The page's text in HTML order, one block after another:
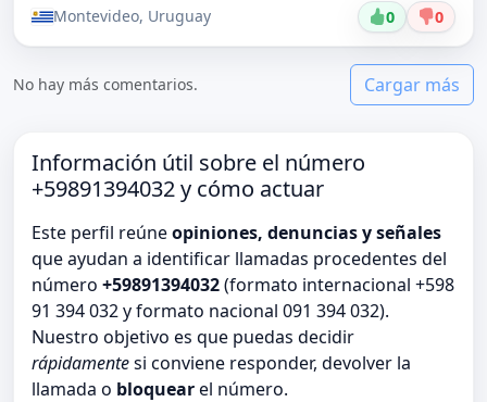
Montevideo, Uruguay 0 0
No hay más comentarios. Cargar más
Información útil sobre el número
+59891394032 y cómo actuar
Este perfil reúneopiniones, denuncias y señales
que ayudan a identificar llamadas procedentes del
número +59891394032(formato internacional +598
91 394 032 y formato nacional 091 394 032).
Nuestro objetivo es que puedas decidir
rápidamentesi conviene responder, devolver la
llamada o bloquearel número.